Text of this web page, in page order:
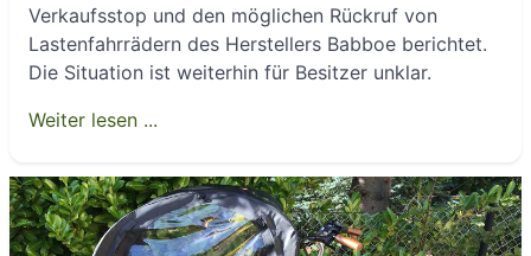
Verkaufsstop und den möglichen Rückruf von
Lastenfahrrädern des Herstellers Babboe berichtet.
Die Situation ist weiterhin für Besitzer unklar.
Weiter lesen ...